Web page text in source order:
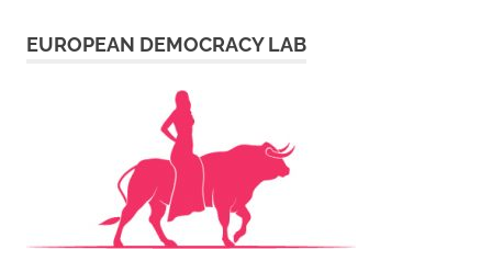
EUROPEAN DEMOCRACY LAB